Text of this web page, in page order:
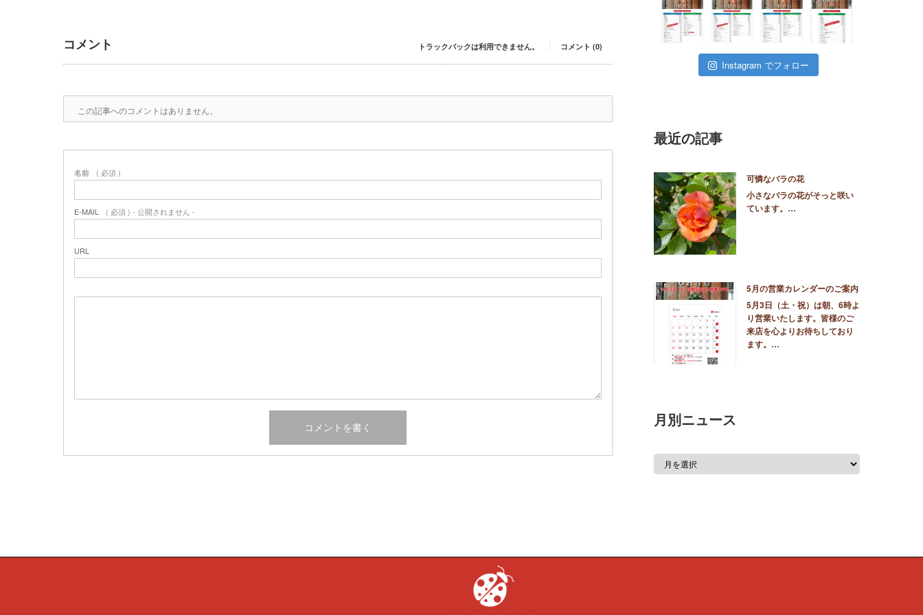
コメント トラックバックは利用できません。 コメント (0)
この記事へのコメントはありません。
名前 ( 必須 )
E-MAIL ( 必須 ) - 公開されません -
URL
Instagram でフォロー
最近の記事
可憐なバラの花
小さなバラの花がそっと咲い
ています。…
5月の営業カレンダーのご案内
5月3日（土・祝）は朝、6時よ
り営業いたします。皆様のご
来店を心よりお待ちしており
ます。…
月別ニュース